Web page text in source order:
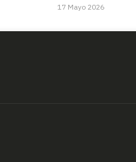
17 Mayo 2026